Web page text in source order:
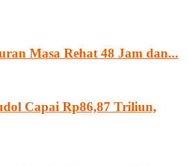
Masa Rehat 48 Jam dan...
Capai Rp86,87 Triliun,